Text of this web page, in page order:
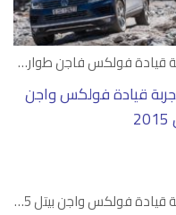
تجربة قيادة فولكس فاجن طوارق 2015
تجربة قيادة فولكس واجن بيتل 2015